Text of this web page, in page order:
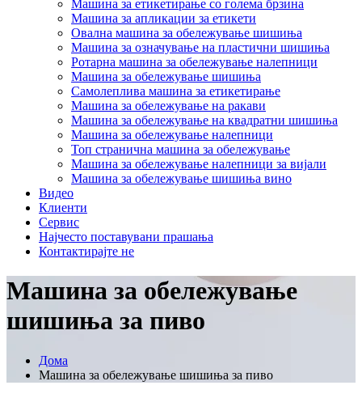
Машина за етикетирање со голема брзина
Машина за апликации за етикети
Овална машина за обележување шишиња
Машина за означување на пластични шишиња
Ротарна машина за обележување налепници
Машина за обележување шишиња
Самолеплива машина за етикетирање
Машина за обележување на ракави
Машина за обележување на квадратни шишиња
Машина за обележување налепници
Топ странична машина за обележување
Машина за обележување налепници за вијали
Машина за обележување шишиња вино
Видео
Клиенти
Сервис
Најчесто поставувани прашања
Контактирајте не
Машина за обележување
шишиња за пиво
Дома
Машина за обележување шишиња за пиво